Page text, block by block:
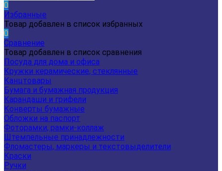
0
Избранные
Товар добавлен в список избранных
0
Сравнение
Товар добавлен в список сравнения
Посуда для дома и офиса
Кружки керамические, стеклянные
Канцтовары
Бумага и бумажная продукция
Карандаши и грифели
Конверты бумажные
Обложки на паспорт
Фоторамки, рамки-коллаж
Штемпельные принадлежности
Фломастеры, маркеры и текстовыделители
Краски
Ручки